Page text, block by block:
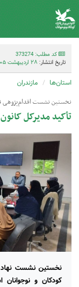
کد مطلب: 373274
تاریخ انتشار: ۲۸ اردیبهشت ۱۴۰۵ - ۰۹:۲۹
استان‌ها مازندران
نخستین نشست اقدام‌پژوهی 1405 کانون پرورش فکری مازندران برگزار شد؛
تأکید مدیرکل
نخستین نشست نهاد
کودکان و نوجوانان